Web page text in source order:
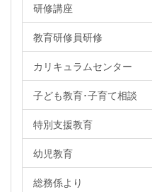
研修講座
教育研修員研修
カリキュラムセンター
子ども教育･子育て相談
特別支援教育
幼児教育
総務係より